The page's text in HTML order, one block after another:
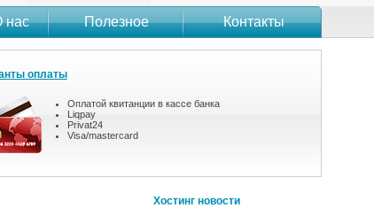
нас Полезное Контакты
оплаты
Оплатой квитанции в кассе банка
Liqpay
Privat24
Visa/mastercard
Хостинг новости